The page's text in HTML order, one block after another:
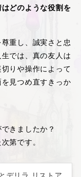
どのような役割を
重し、誠実さと忠
では、真の友人は
りや操作によって
見つめ直すきっか
きましたか？
第です。
デリラ リストア